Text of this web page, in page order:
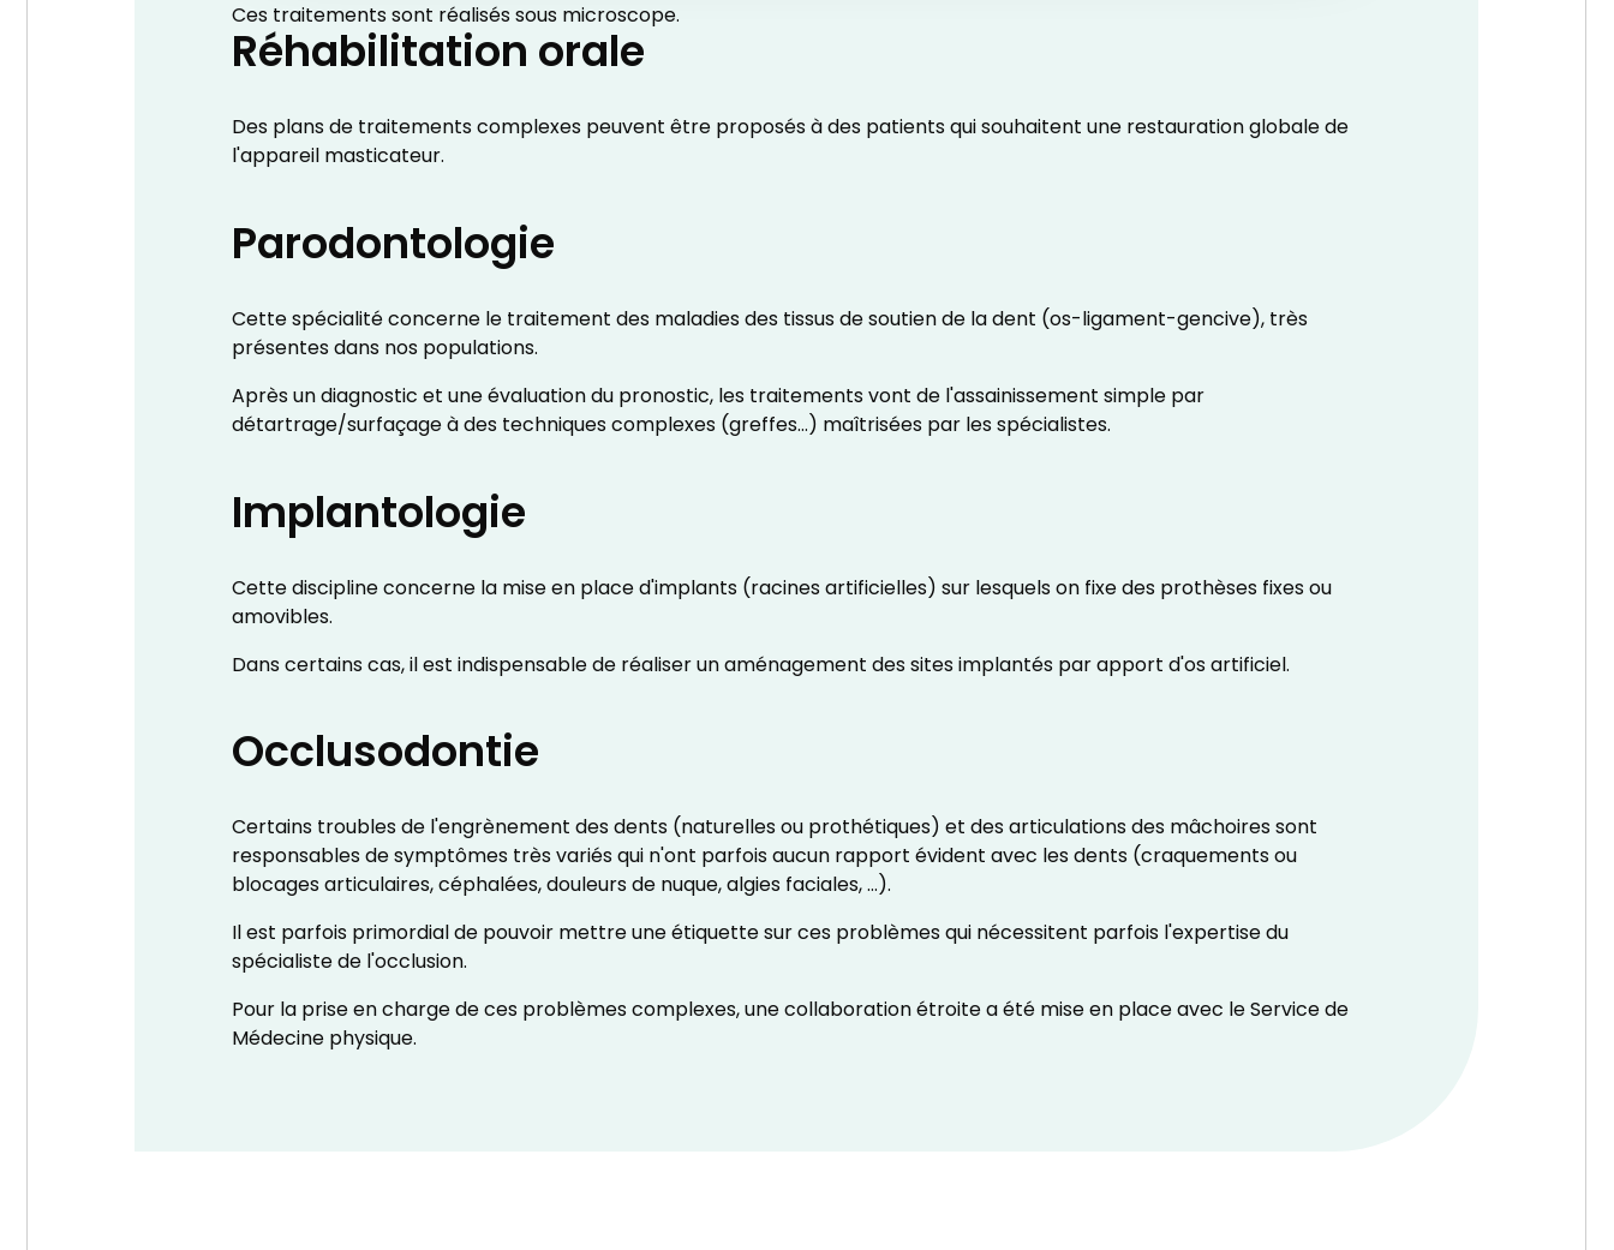
Ces traitements sont réalisés sous microscope.
Réhabilitation orale
Des plans de traitements complexes peuvent être proposés à des patients qui souhaitent une restauration globale de
l'appareil masticateur.
Parodontologie
Cette spécialité concerne le traitement des maladies des tissus de soutien de la dent (os-ligament-gencive), très
présentes dans nos populations.
Après un diagnostic et une évaluation du pronostic, les traitements vont de l'assainissement simple par
détartrage/surfaçage à des techniques complexes (greffes…) maîtrisées par les spécialistes.
Implantologie
Cette discipline concerne la mise en place d'implants (racines artificielles) sur lesquels on fixe des prothèses fixes ou
amovibles.
Dans certains cas, il est indispensable de réaliser un aménagement des sites implantés par apport d'os artificiel.
Occlusodontie
Certains troubles de l'engrènement des dents (naturelles ou prothétiques) et des articulations des mâchoires sont
responsables de symptômes très variés qui n'ont parfois aucun rapport évident avec les dents (craquements ou
blocages articulaires, céphalées, douleurs de nuque, algies faciales, …).
Il est parfois primordial de pouvoir mettre une étiquette sur ces problèmes qui nécessitent parfois l'expertise du
spécialiste de l'occlusion.
Pour la prise en charge de ces problèmes complexes, une collaboration étroite a été mise en place avec le Service de
Médecine physique.